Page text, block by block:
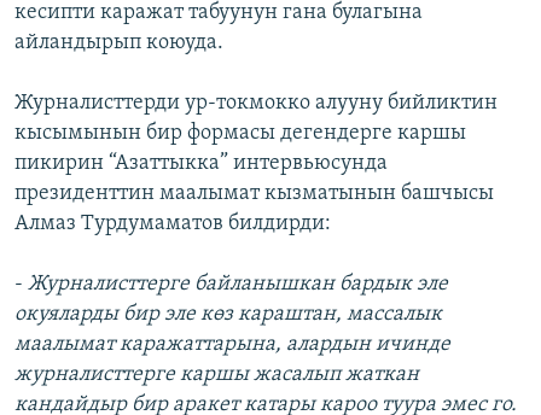
кесипти каражат табуунун гана булагына
айландырып коюуда.
Журналисттерди ур-токмокко алууну бийликтин
кысымынын бир формасы дегендерге каршы
пикирин “Азаттыкка” интервьюсунда
президенттин маалымат кызматынын башчысы
Алмаз Турдумаматов билдирди:
- Журналисттерге байланышкан бардык эле
окуяларды бир эле көз караштан, массалык
маалымат каражаттарына, алардын ичинде
журналисттерге каршы жасалып жаткан
кандайдыр бир аракет катары кароо туура эмес го.